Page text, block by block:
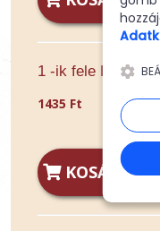
1 -ik fele Extra
1435 Ft
KOSÁRBA